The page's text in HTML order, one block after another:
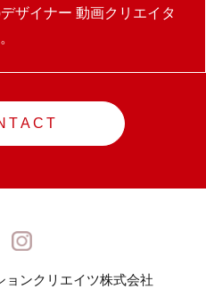
ザイナー 動画クリエイタ
ンクリエイツ株式会社